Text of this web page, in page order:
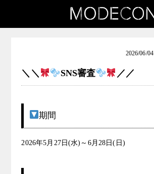
2026/06/04
＼＼ SNS審査 ／／
期間
2026年5月27日(水)～6月28日(日)